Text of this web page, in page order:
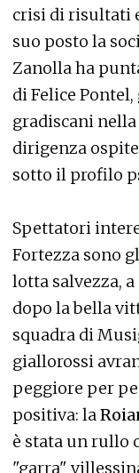
crisi di risultati
suo posto la
Zanolla ha
di Felice
gradiscani nella
dirigenza
sotto il profilo
Spettatori
Fortezza sono
lotta salvezza,
dopo la bella
squadra di
giallorossi
peggiore per
positiva: la
è stata un rullo
"garra"